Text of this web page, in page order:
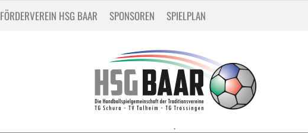
FÖRDERVEREIN HSG BAAR SPONSOREN SPIELPLAN
.